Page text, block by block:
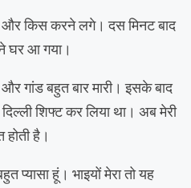
और किस करने लगे। दस मिनट बाद
घर आ गया।
गांड बहुत बार मारी। इसके बाद
शिफ्ट कर लिया था। अब मेरी
है।
प्यासा हूं। भाइयों मेरा तो यह